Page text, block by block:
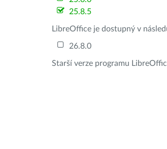
25.8.5
LibreOffice je dostupný v
26.8.0
Starší verze programu